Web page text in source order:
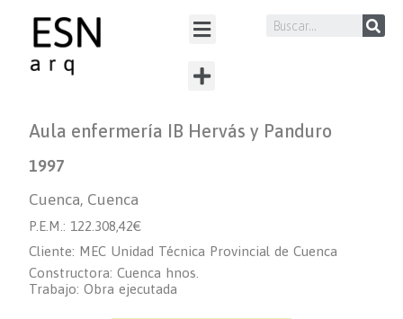
Aula enfermería IB Hervás y Panduro
1997
Cuenca, Cuenca
P.E.M.: 122.308,42€
Cliente: MEC Unidad Técnica Provincial de Cuenca
Constructora: Cuenca hnos.
Trabajo: Obra ejecutada